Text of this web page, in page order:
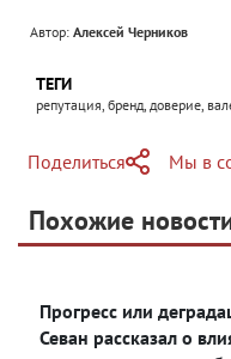
Автор: Алексей Черников
ТЕГИ
репутация, бренд, доверие,
Поделиться
Telegram
Одноклассники
Мы в
Похожие
Прогресс или
Севан рассказал о